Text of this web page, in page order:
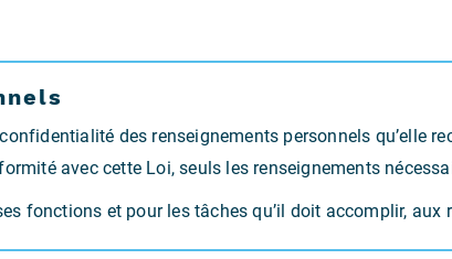
des renseignements personnels qu’elle
avec cette Loi, seuls les renseignements
fonctions et pour les tâches qu’il doit accomplir,